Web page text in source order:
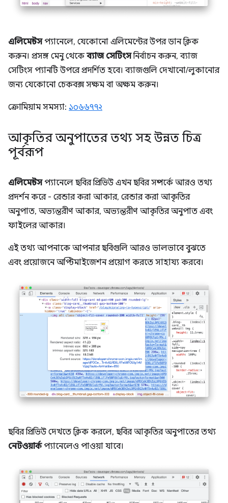
এলিমেন্টসপ্যানেলে, যেকোনো এলিমেন্টের উপর ডান ক্লিক
করুন। প্রসঙ্গ মেনু থেকেব্যাজ সেটিংসনির্বাচন করুন, ব্যাজ
সেটিংস প্যানটি উপরে প্রদর্শিত হবে। ব্যাজগুলি দেখানো/লুকানোর
জন্য যেকোনো চেকবক্স সক্ষম বা অক্ষম করুন।
ক্রোমিয়াম সমস্যা: ১০৬৬৭৭২
আকৃতির অনুপাতের তথ্য সহ উন্নত চিত্র
পূর্বরূপ
এলিমেন্টসপ্যানেলে ছবির প্রিভিউ এখন ছবির সম্পর্কে আরও তথ্য
প্রদর্শন করে - রেন্ডার করা আকার, রেন্ডার করা আকৃতির
অনুপাত, অভ্যন্তরীণ আকার, অভ্যন্তরীণ আকৃতির অনুপাত এবং
ফাইলের আকার।
এই তথ্য আপনাকে আপনার ছবিগুলি আরও ভালভাবে বুঝতে
এবং প্রয়োজনে অপ্টিমাইজেশন প্রয়োগ করতে সাহায্য করবে।
ছবির প্রিভিউ দেখতে ক্লিক করলে, ছবির আকৃতির অনুপাতের তথ্য
নেটওয়ার্কপ্যানেলেও পাওয়া যাবে।